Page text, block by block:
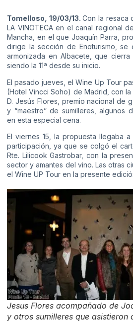
Tomelloso, 19/03/13.Con la resaca
LA VINOTECA en el canal regional
Mancha, en el que Joaquín Parra,
dirige la sección de Enoturismo, se
armonizada en Albacete, que cierra
siendo la 11ª desde su inicio.
El pasado jueves, el Wine Up Tour
(Hotel Vincci Soho) de Madrid, con
D. Jesús Flores, premio nacional de
y “maestro” de sumilleres, algunos
en esta especial cena.
El viernes 15, la propuesta llegaba
participación, ya que se colgó el
Rte. Lilicook Gastrobar, con la
sector y amantes del vino. Las otras
el Wine UP Tour en la presente
Jesus Flores acompañado de
y otros sumilleres que asistieron